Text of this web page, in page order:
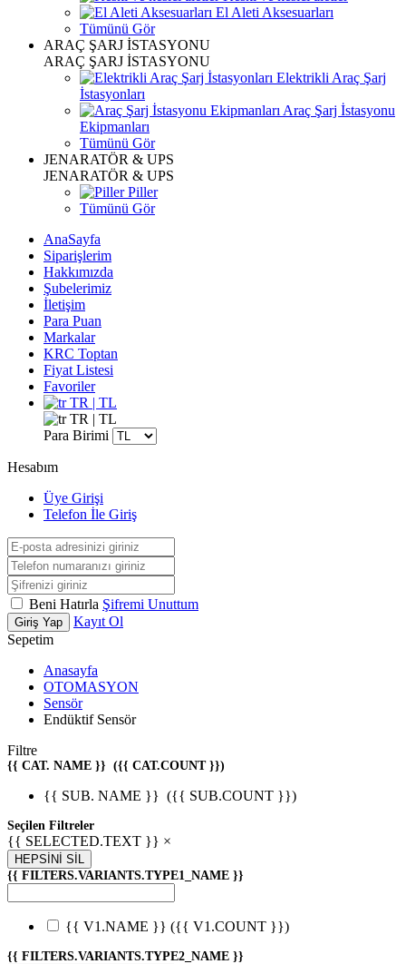
El Aleti Aksesuarları
Tümünü Gör
ARAÇ ŞARJ İSTASYONU
ARAÇ ŞARJ İSTASYONU
Elektrikli Araç Şarj
İstasyonları
Araç Şarj İstasyonu
Ekipmanları
Tümünü Gör
JENARATÖR & UPS
JENARATÖR & UPS
Piller
Tümünü Gör
AnaSayfa
Siparişlerim
Hakkımızda
Şubelerimiz
İletişim
Para Puan
Markalar
KRC Toptan
Fiyat Listesi
Favoriler
TR | TL
TR | TL
Para Birimi
Hesabım
Üye Girişi
Telefon İle Giriş
Beni Hatırla Şifremi Unuttum
Giriş Yap
Kayıt Ol
Sepetim
Anasayfa
OTOMASYON
Sensör
Endüktif Sensör
Filtre
{{ CAT. NAME }} ({{ CAT.COUNT }})
{{ SUB. NAME }} ({{ SUB.COUNT }})
Seçilen Filtreler
{{ SELECTED.TEXT }} ×
HEPSİNİ SİL
{{ FILTERS.VARIANTS.TYPE1_NAME }}
{{ V1.NAME }} ({{ V1.COUNT }})
{{ FILTERS.VARIANTS.TYPE2_NAME }}